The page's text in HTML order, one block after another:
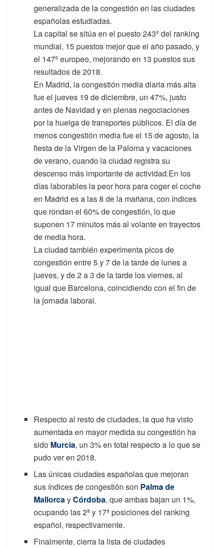
generalizada de la congestión en las ciudades
españolas estudiadas.
La capital se sitúa en el puesto 243º del ranking
mundial, 15 puestos mejor que el año pasado, y
el 147º europeo, mejorando en 13 puestos sus
resultados de 2018.
En Madrid, la congestión media diaria más alta
fue el jueves 19 de diciembre, un 47%, justo
antes de Navidad y en plenas negociaciones
por la huelga de transportes públicos. El día de
menos congestión media fue el 15 de agosto, la
fiesta de la Virgen de la Paloma y vacaciones
de verano, cuando la ciudad registra su
descenso más importante de actividad.En los
días laborables la peor hora para coger el coche
en Madrid es a las 8 de la mañana, con índices
que rondan el 60% de congestión, lo que
suponen 17 minutos más al volante en trayectos
de media hora.
La ciudad también experimenta picos de
congestión entre 5 y 7 de la tarde de lunes a
jueves, y de 2 a 3 de la tarde los viernes, al
igual que Barcelona, coincidiendo con el fin de
la jornada laboral.
Respecto al resto de ciudades, la que ha visto
aumentada en mayor medida su congestión ha
sido Murcia, un 3% en total respecto a lo que se
pudo ver en 2018.
Las únicas ciudades españolas que mejoran
sus índices de congestión son Palma de
MallorcayCórdoba, que ambas bajan un 1%,
ocupando las 2ª y 17ª posiciones del ranking
español, respectivamente.
Finalmente, cierra la lista de ciudades